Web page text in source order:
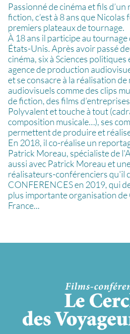
Passionné de cinéma et fils
fiction, c’est à 8 ans que Nicolas
premiers plateaux de tournage.
À 18 ans il participe au tournage
États-Unis. Après avoir passé
cinéma, six à Sciences
agence de production
et se consacre à la réalisation
audiovisuels comme des clips
de fiction, des films
Polyvalent et touche à tout
composition musicale…), ses
permettent de produire et
En 2018, il co-réalise un
Patrick Moreau, spécialiste de
aussi avec Patrick Moreau et
réalisateurs-conférenciers qu'il
CONFERENCES en 2019, qui
plus importante organisation
France...